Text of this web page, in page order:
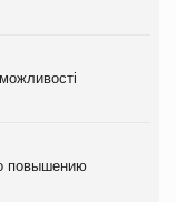
повышению